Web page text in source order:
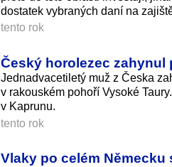
dostatek vybraných daní na
tento rok
Český horolezec
Jednadvacetiletý muž z Česka
v rakouském pohoří Vysoké
v Kaprunu.
tento rok
Vlaky po celém